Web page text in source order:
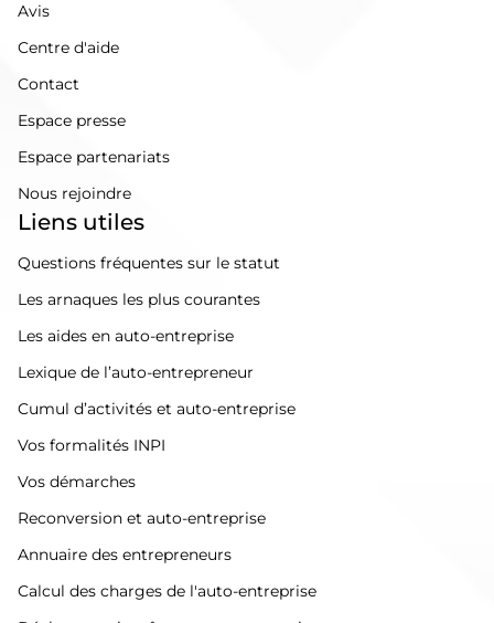
Avis
Centre d'aide
Contact
Espace presse
Espace partenariats
Nous rejoindre
Liens utiles
Questions fréquentes sur le statut
Les arnaques les plus courantes
Les aides en auto-entreprise
Lexique de l’auto-entrepreneur
Cumul d’activités et auto-entreprise
Vos formalités INPI
Vos démarches
Reconversion et auto-entreprise
Annuaire des entrepreneurs
Calcul des charges de l'auto-entreprise